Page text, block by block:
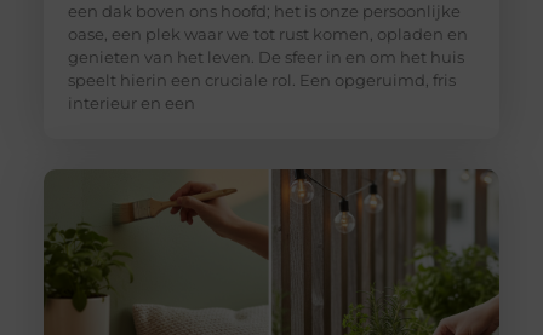
een dak boven ons hoofd; het is onze persoonlijke
oase, een plek waar we tot rust komen, opladen en
genieten van het leven. De sfeer in en om het huis
speelt hierin een cruciale rol. Een opgeruimd, fris
interieur en een